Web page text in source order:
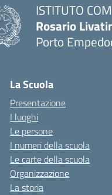
ISTITUTO
Rosario
Porto
La Scuola
Presentazione
I luoghi
Le persone
I numeri della scuola
Le carte della scuola
Organizzazione
La storia